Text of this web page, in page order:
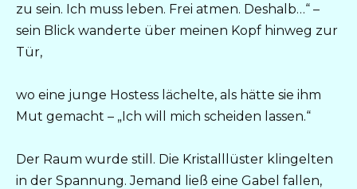
zu sein. Ich muss leben. Frei atmen. Deshalb…“ –
sein Blick wanderte über meinen Kopf hinweg zur
Tür,
wo eine junge Hostess lächelte, als hätte sie ihm
Mut gemacht – „Ich will mich scheiden lassen.“
Der Raum wurde still. Die Kristalllüster klingelten
in der Spannung. Jemand ließ eine Gabel fallen,